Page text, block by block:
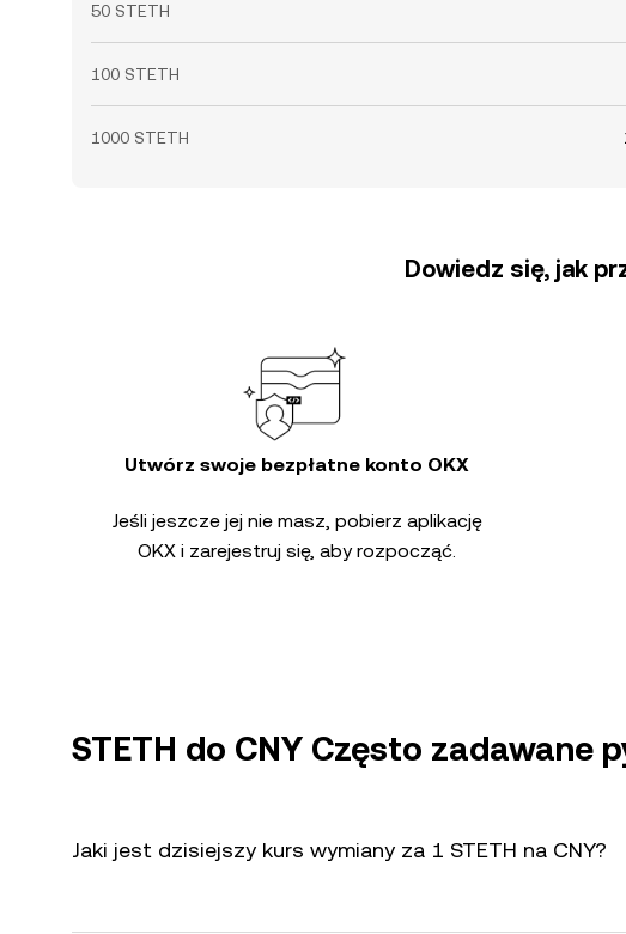
50 STETH
100 STETH
1000 STETH
Dowiedz się, jak
Utwórz swoje bezpłatne konto OKX
Jeśli jeszcze jej nie masz, pobierz aplikację
OKX i zarejestruj się, aby rozpocząć.
STETH do CNY Często zadawane
Jaki jest dzisiejszy kurs wymiany za 1 STETH na CNY?